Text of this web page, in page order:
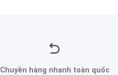
Chuyền hàng nhanh toàn quốc